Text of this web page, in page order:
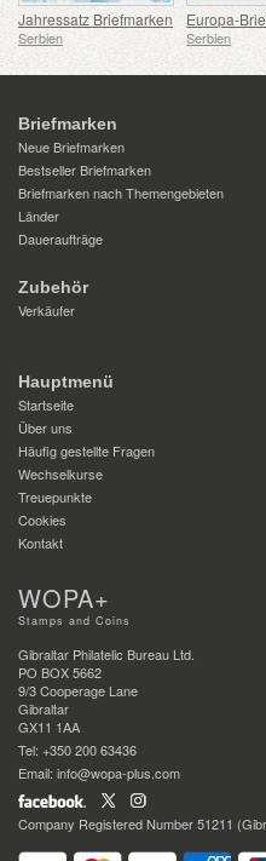
Jahressatz Briefmarken
Serbien Serbien
Briefmarken
Neue Briefmarken
Bestseller Briefmarken
Briefmarken nach Themengebieten
Länder
Daueraufträge
Zubehör
Verkäufer
Hauptmenü
Startseite
Über uns
Häufig gestellte Fragen
Wechselkurse
Treuepunkte
Cookies
Kontakt
WOPA+
Stamps and Coins
Gibraltar Philatelic Bureau Ltd.
PO BOX 5662
9/3 Cooperage Lane
Gibraltar
GX11 1AA
Tel: +350 200 63436
Email: info@wopa-plus.com
Company Registered Number 51211